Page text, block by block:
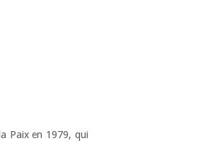
Paix en 1979, qui